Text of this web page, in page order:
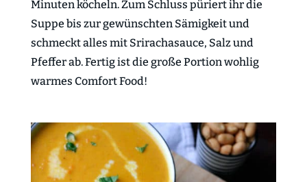
Minuten köcheln. Zum Schluss püriert ihr die
Suppe bis zur gewünschten Sämigkeit und
schmeckt alles mit Srirachasauce, Salz und
Pfeffer ab. Fertig ist die große Portion wohlig
warmes Comfort Food!